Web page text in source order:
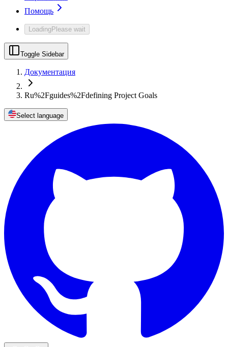
Помощь
LoadingPlease wait
Toggle Sidebar
Документация
Ru%2Fguides%2Fdefining Project Goals
Select language